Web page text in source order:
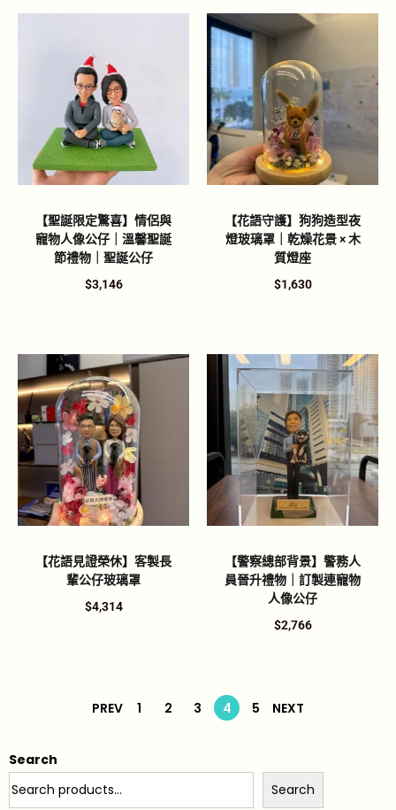
【聖誕限定驚喜】情侶與
寵物人像公仔｜溫馨聖誕
節禮物｜聖誕公仔
$3,146
【花語守護】狗狗造型夜
燈玻璃罩｜乾燥花景 × 木
質燈座
$1,630
【花語見證榮休】客製長
輩公仔玻璃罩
$4,314
【警察總部背景】警務人
員晉升禮物｜訂製連寵物
人像公仔
$2,766
PREV 1 2 3 4 5 NEXT
Search
Search